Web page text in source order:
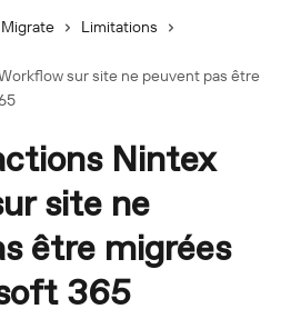
Migrate
Limitations
sur site ne peuvent pas être
Nintex
site ne
être migrées
365